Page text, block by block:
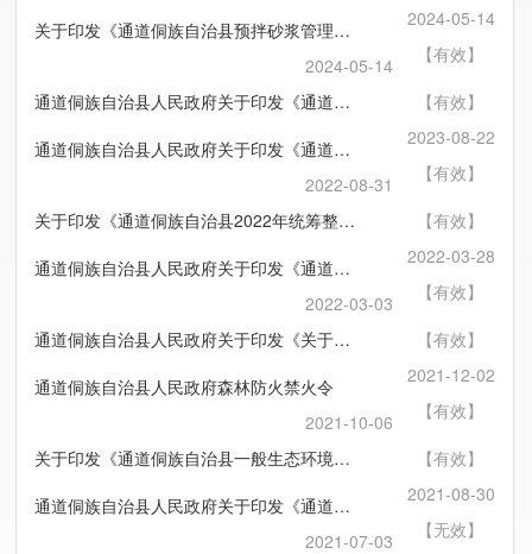
2024-05-14
关于印发《通道侗族自治县预拌砂浆管理办法》的通知
【有效】
2024-05-14
通道侗族自治县人民政府关于印发《通道侗族自治县人民政府工作规则》的通知
【有效】
2023-08-22
通道侗族自治县人民政府关于印发《通道侗族自治县2022年统筹整合使用财政涉农资金调整实施方案》的通知
【有效】
2022-08-31
关于印发《通道侗族自治县2022年统筹整合使用财政涉农资金实施方案》的通知
【有效】
2022-03-28
通道侗族自治县人民政府关于印发《通道侗族自治县政府投资项目资金管理办法》的通知
【有效】
2022-03-03
通道侗族自治县人民政府关于印发《关于加强和规范天然水域垂钓管理的通告》的通知
【有效】
2021-12-02
通道侗族自治县人民政府森林防火禁火令
【有效】
2021-10-06
关于印发《通道侗族自治县一般生态环境问题（事件）责任追究办法》的通知
【有效】
2021-08-30
通道侗族自治县人民政府关于印发《通道侗族自治县2021年统筹整合使用财政涉农资金实施方案》的通知
【无效】
2021-07-03